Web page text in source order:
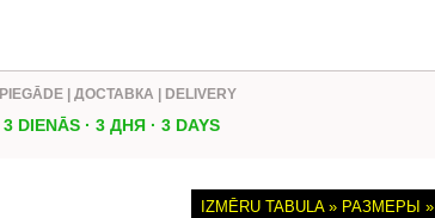
PIEGĀDE | ДОСТАВКА | DELIVERY
3 DIENĀS · 3 ДНЯ · 3 DAYS
IZMĒRU TABULA » РАЗМЕРЫ »